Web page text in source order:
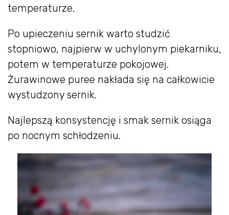
temperaturze.
Po upieczeniu sernik warto studzić
stopniowo, najpierw w uchylonym piekarniku,
potem w temperaturze pokojowej.
Żurawinowe puree nakłada się na całkowicie
wystudzony sernik.
Najlepszą konsystencję i smak sernik osiąga
po nocnym schłodzeniu.